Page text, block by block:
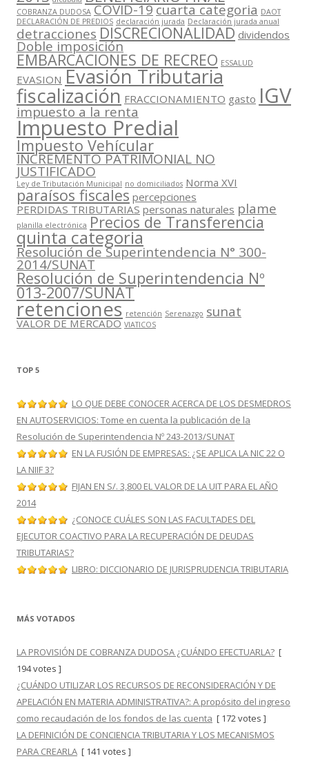
COBRANZA DUDOSA COVID-19cuarta categoria DAOT
DECLARACIÓN DE PREDIOS declaración jurada Declaración jurada anual
detracciones DISCRECIONALIDAD dividendos
Doble imposición
EMBARCACIONES DE RECREO ESSALUD
EVASION Evasión Tributaria
fiscalización FRACCIONAMIENTO gasto IGV
impuesto a la renta
Impuesto Predial
Impuesto Vehícular
INCREMENTO PATRIMONIAL NO
JUSTIFICADO
Ley de Tributación Municipal no domiciliados Norma XVI
paraísos fiscales percepciones
PERDIDAS TRIBUTARIAS personas naturales plame
planilla electrónica Precios de Transferencia
quinta categoria
Resolución de Superintendencia N° 300-
2014/SUNAT
Resolución de Superintendencia Nº
013-2007/SUNAT
retenciones retención Serenazgo sunat
VALOR DE MERCADO VIATICOS
TOP 5
LO QUE DEBE CONOCER ACERCA DE LOS DESMEDROS
EN AUTOSERVICIOS: Tome en cuenta la publicación de la
Resolución de Superintendencia Nº 243-2013/SUNAT
EN LA FUSIÓN DE EMPRESAS: ¿SE APLICA LA NIC 22 O
LA NIIF 3?
FIJAN EN S/. 3,800 EL VALOR DE LA UIT PARA EL AÑO
2014
¿CONOCE CUÁLES SON LAS FACULTADES DEL
EJECUTOR COACTIVO PARA LA RECUPERACIÓN DE DEUDAS
TRIBUTARIAS?
LIBRO: DICCIONARIO DE JURISPRUDENCIA TRIBUTARIA
MÁS VOTADOS
LA PROVISIÓN DE COBRANZA DUDOSA ¿CUÁNDO EFECTUARLA? [
194 votes ]
¿CUÁNDO UTILIZAR LOS RECURSOS DE RECONSIDERACIÓN Y DE
APELACIÓN EN MATERIA ADMINISTRATIVA?: A propósito del ingreso
como recaudación de los fondos de las cuenta [ 172 votes ]
LA DEFINICIÓN DE CONCIENCIA TRIBUTARIA Y LOS MECANISMOS
PARA CREARLA [ 141 votes ]